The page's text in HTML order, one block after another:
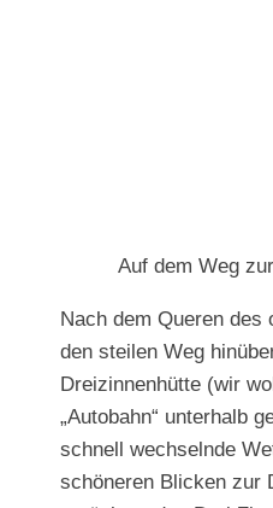
Auf dem Weg
Nach dem Queren des
den steilen Weg
Dreizinnenhütte (wir
„Autobahn“ unterhalb
schnell wechselnde
schöneren Blicken zur